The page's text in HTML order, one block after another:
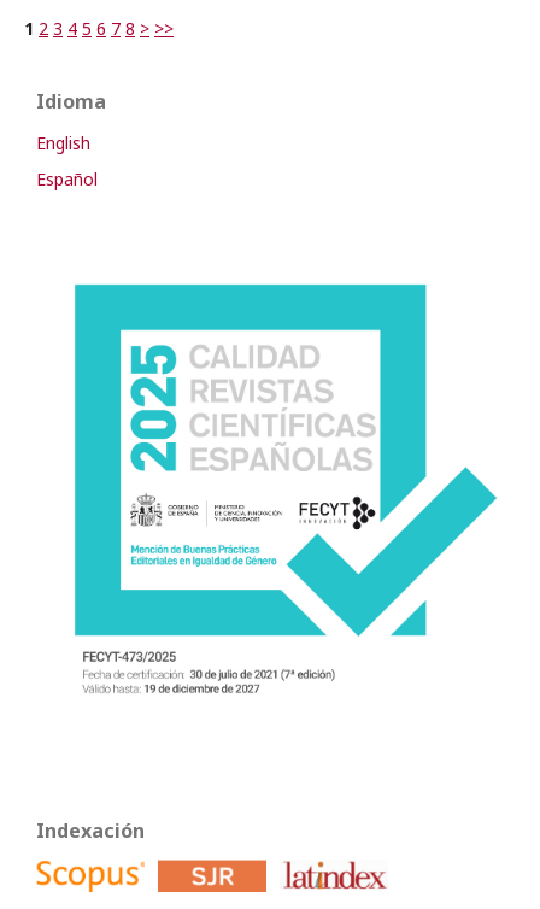
1 2 3 4 5 6 7 8 > >>
Idioma
English
Español
Indexación